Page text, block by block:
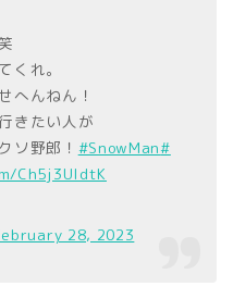
くれ。
へんねん！
きたい人が
ソ野郎！ #SnowMan#
Ch5j3UIdtK
28, 2023